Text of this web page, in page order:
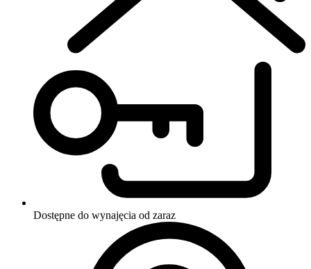
Dostępne do wynajęcia od zaraz